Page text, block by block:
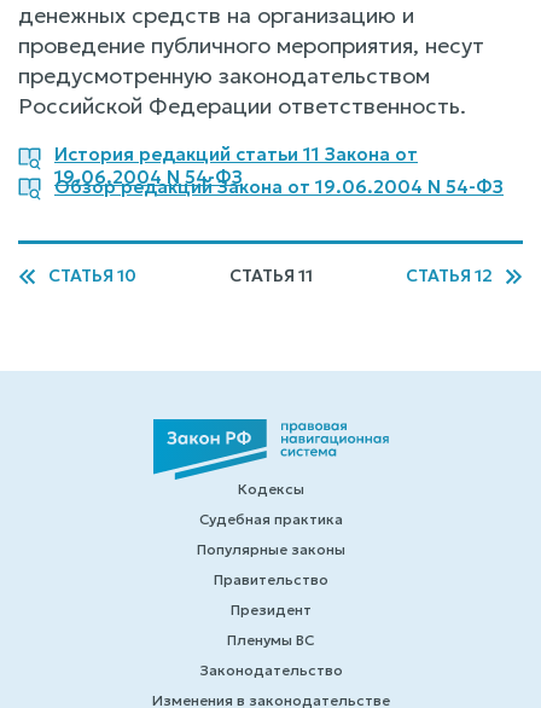
денежных средств на организацию и
проведение публичного мероприятия, несут
предусмотренную законодательством
Российской Федерации ответственность.
История редакций статьи 11 Закона от
19.06.2004 N 54-ФЗ
Обзор редакций Закона от 19.06.2004 N 54-ФЗ
СТАТЬЯ 10 СТАТЬЯ 11 СТАТЬЯ 12
Кодексы
Судебная практика
Популярные законы
Правительство
Президент
Пленумы ВС
Законодательство
Изменения в законодательстве